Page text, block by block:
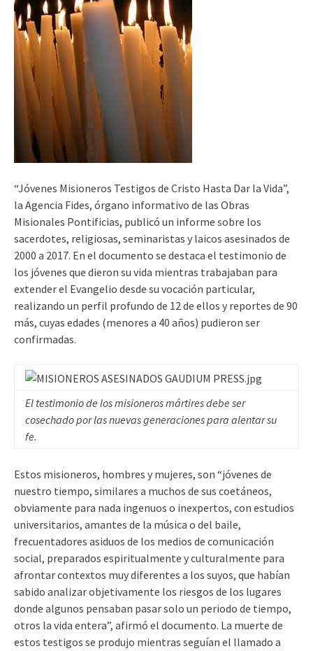
“Jóvenes Misioneros Testigos de Cristo Hasta Dar la Vida”,
la Agencia Fides, órgano informativo de las Obras
Misionales Pontificias, publicó un informe sobre los
sacerdotes, religiosas, seminaristas y laicos asesinados de
2000 a 2017. En el documento se destaca el testimonio de
los jóvenes que dieron su vida mientras trabajaban para
extender el Evangelio desde su vocación particular,
realizando un perfil profundo de 12 de ellos y reportes de 90
más, cuyas edades (menores a 40 años) pudieron ser
confirmadas.
El testimonio de los misioneros mártires debe ser
cosechado por las nuevas generaciones para alentar su
fe.
Estos misioneros, hombres y mujeres, son “jóvenes de
nuestro tiempo, similares a muchos de sus coetáneos,
obviamente para nada ingenuos o inexpertos, con estudios
universitarios, amantes de la música o del baile,
frecuentadores asiduos de los medios de comunicación
social, preparados espiritualmente y culturalmente para
afrontar contextos muy diferentes a los suyos, que habían
sabido analizar objetivamente los riesgos de los lugares
donde algunos pensaban pasar solo un periodo de tiempo,
otros la vida entera”, afirmó el documento. La muerte de
estos testigos se produjo mientras seguían el llamado a